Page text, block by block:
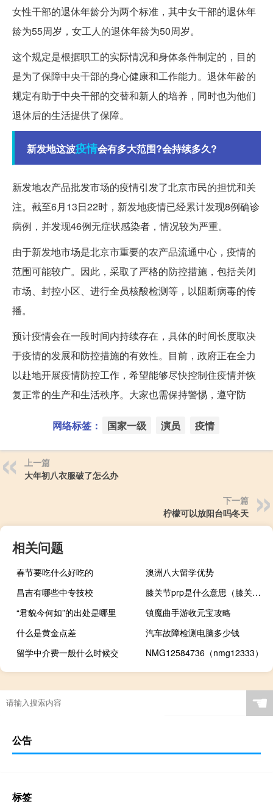
女性干部的退休年龄分为两个标准，其中女干部的退休年
龄为55周岁，女工人的退休年龄为50周岁。
这个规定是根据职工的实际情况和身体条件制定的，目的
是为了保障中央干部的身心健康和工作能力。退休年龄的
规定有助于中央干部的交替和新人的培养，同时也为他们
退休后的生活提供了保障。
新发地这波疫情会有多大范围?会持续多久?
新发地农产品批发市场的疫情引发了北京市民的担忧和关
注。截至6月13日22时，新发地疫情已经累计发现8例确诊
病例，并发现46例无症状感染者，情况较为严重。
由于新发地市场是北京市重要的农产品流通中心，疫情的
范围可能较广。因此，采取了严格的防控措施，包括关闭
市场、封控小区、进行全员核酸检测等，以阻断病毒的传
播。
预计疫情会在一段时间内持续存在，具体的时间长度取决
于疫情的发展和防控措施的有效性。目前，政府正在全力
以赴地开展疫情防控工作，希望能够尽快控制住疫情并恢
复正常的生产和生活秩序。大家也需保持警惕，遵守防
网络标签： 国家一级 演员 疫情
上一篇
大年初八衣服破了怎么办
下一篇
柠檬可以放阳台吗冬天
相关问题
春节要吃什么好吃的
澳洲八大留学优势
昌吉有哪些中专技校
膝关节prp是什么意思（膝关节prp是什么手术）
“君貌今何如”的出处是哪里
镇魔曲手游收元宝攻略
什么是黄金点差
汽车故障检测电脑多少钱
留学中介费一般什么时候交
NMG12584736（nmg12333）
☚
公告
标签